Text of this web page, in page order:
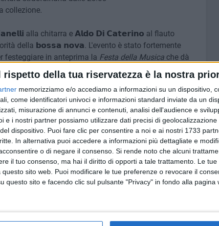
rispetto della tua riservatezza è la nostra
memorizziamo e/o accediamo a informazioni su un dispositivo,
come identificatori univoci e informazioni standard inviate da un
misurazione di annunci e contenuti, analisi dell'audience e
e i nostri partner possiamo utilizzare dati precisi di
dispositivo. Puoi fare clic per consentire a noi e ai nostri 1733
In alternativa puoi accedere a informazioni più dettagliate e
o di negare il consenso. Si rende noto che alcuni
il tuo consenso, ma hai il diritto di opporti a tale trattamento. Le
sito web. Puoi modificare le tue preferenze o revocare il
questo sito e facendo clic sul pulsante "Privacy" in fondo alla pagina
collezione.
alla chitarra e 𝗔𝗹𝗱𝗼 𝗗𝗶 𝗖𝗮𝘁𝗲𝗿𝗶𝗻𝗼 al flauto
della 𝗯𝗼𝘀𝘀𝗮 𝗻𝗼𝘃𝗮. L'evento è stato fortemente
festeggiare in anteprima la Festa della Musicache dà
773 città italiane nella giornata di martedì 21 giugno.
al numero 080/099708.
6 AGOSTO 2026
Ricci: «C'è chi vede un cantiere.
Io comincio a vedere una
piazza» - VIDEO